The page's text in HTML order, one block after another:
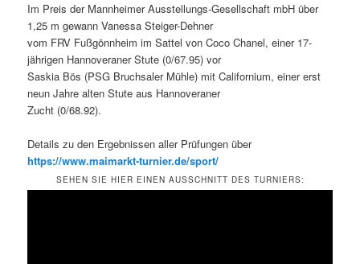
Im Preis der Mannheimer Ausstellungs-Gesellschaft mbH über
1,25 m gewann Vanessa Steiger-Dehner
vom FRV Fußgönnheim im Sattel von Coco Chanel, einer 17-
jährigen Hannoveraner Stute (0/67.95) vor
Saskia Bös (PSG Bruchsaler Mühle) mit Californium, einer erst
neun Jahre alten Stute aus Hannoveraner
Zucht (0/68.92).
Details zu den Ergebnissen aller Prüfungen über
https://www.maimarkt-turnier.de/sport/
SEHEN SIE HIER EINEN AUSSCHNITT DES TURNIERS: